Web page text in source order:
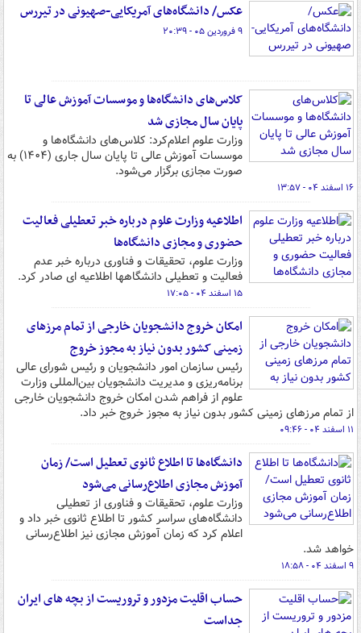
عکس/ دانشگاه‌های آمریکایی-صهیونی در تیررس
۹ فروردین ۰۵ - ۲۰:۳۹
کلاس‌های دانشگاه‌ها و موسسات آموزش عالی تا
پایان سال مجازی شد
وزارت علوم اعلام‌کرد: کلاس‌های دانشگاه‌ها و
موسسات آموزش عالی تا پایان سال جاری (۱۴۰۴) به
صورت مجازی برگزار می‌شود.
۱۶ اسفند ۰۴ - ۱۳:۵۷
اطلاعیه وزارت علوم درباره خبر تعطیلی فعالیت
حضوری و مجازی دانشگاه‌ها
وزارت علوم، تحقیقات و فناوری درباره خبر عدم
فعالیت و تعطیلی دانشگاهها اطلاعیه ای صادر کرد.
۱۵ اسفند ۰۴ - ۱۷:۰۵
امکان خروج دانشجویان خارجی از تمام مرزهای
زمینی کشور بدون نیاز به مجوز خروج
رئیس سازمان امور دانشجویان و رئیس شورای عالی
برنامه‌ریزی و مدیریت دانشجویان بین‌المللی وزارت
علوم از فراهم شدن امکان خروج دانشجویان خارجی
از تمام مرزهای زمینی کشور بدون نیاز به مجوز خروج خبر داد.
۱۱ اسفند ۰۴ - ۰۹:۴۶
دانشگاه‌ها تا اطلاع ثانوی تعطیل است/ زمان
آموزش‌ مجازی اطلاع‌رسانی‌ می‌شود
وزارت علوم، تحقیقات و فناوری از تعطیلی
دانشگاه‌های سراسر کشور تا اطلاع ثانوی خبر داد و
اعلام کرد که زمان آموزش مجازی نیز اطلاع‌رسانی
خواهد شد.
۹ اسفند ۰۴ - ۱۸:۵۸
حساب اقلیت مزدور و تروریست از بچه های ایران
جداست